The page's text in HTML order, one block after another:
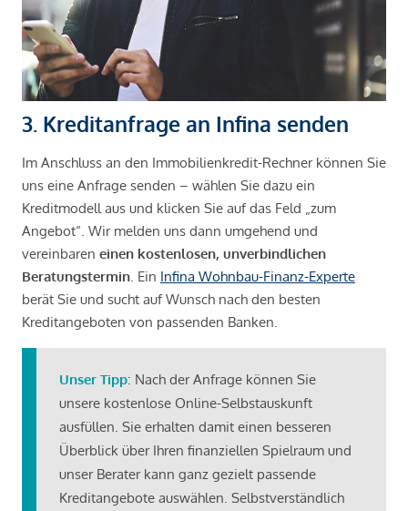
3. Kreditanfrage an Infina senden
Im Anschluss an den Immobilienkredit-Rechner können Sie
uns eine Anfrage senden – wählen Sie dazu ein
Kreditmodell aus und klicken Sie auf das Feld „zum
Angebot“. Wir melden uns dann umgehend und
vereinbaren einen kostenlosen, unverbindlichen
Beratungstermin . Ein Infina Wohnbau-Finanz-Experte
berät Sie und sucht auf Wunsch nach den besten
Kreditangeboten von passenden Banken.
Unser Tipp: Nach der Anfrage können Sie
unsere kostenlose Online-Selbstauskunft
ausfüllen. Sie erhalten damit einen besseren
Überblick über Ihren finanziellen Spielraum und
unser Berater kann ganz gezielt passende
Kreditangebote auswählen. Selbstverständlich